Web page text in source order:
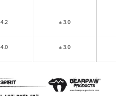
4.2 ± 3.0
4.0 ± 3.0